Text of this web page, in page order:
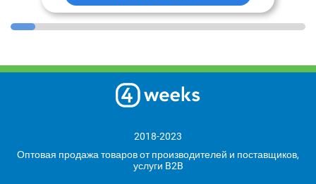
2018-2023
Оптовая продажа товаров от производителей и поставщиков,
услуги B2B